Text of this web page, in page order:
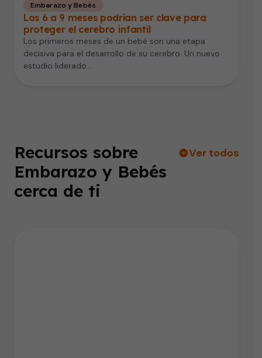
Embarazo y Bebés
Los 6 a 9 meses podrían ser clave para
proteger el cerebro infantil
Los primeros meses de un bebé son una etapa
decisiva para el desarrollo de su cerebro. Un nuevo
estudio liderado…
Recursos sobre
Embarazo y Bebés
cerca de ti
Ver todos